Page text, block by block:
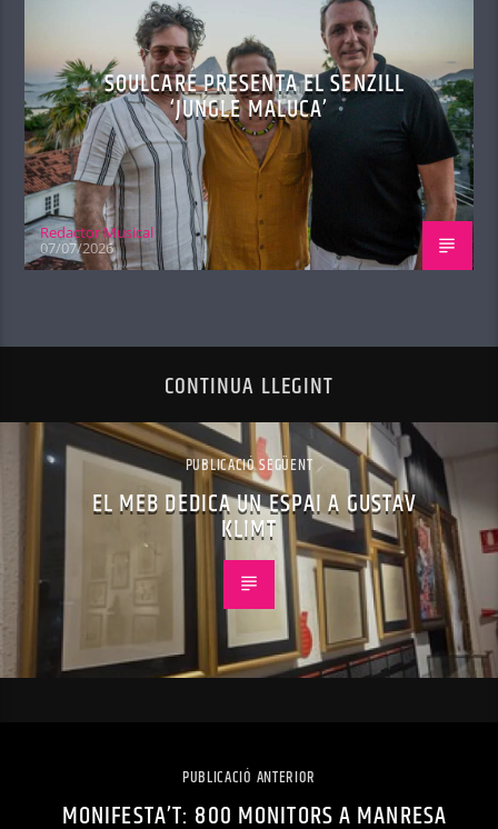
SOULCARE PRESENTA EL SENZILL
‘JUNGLE MALUCA’
Redactor Musical
07/07/2026
CONTINUA LLEGINT
PUBLICACIÓ SEGÜENT
EL MEB DEDICA UN ESPAI A GUSTAV
KLIMT
PUBLICACIÓ ANTERIOR
MONIFESTA’T: 800 MONITORS A MANRESA